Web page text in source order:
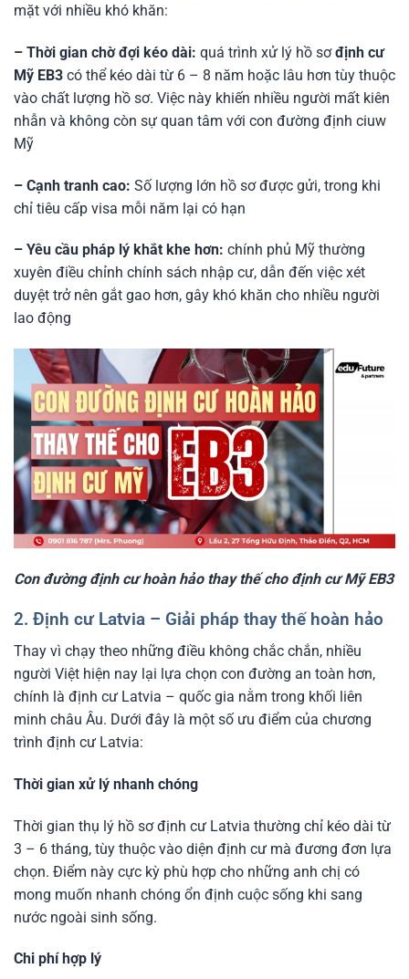
mặt với nhiều khó khăn:
– Thời gian chờ đợi kéo dài: quá trình xử lý hồ sơđịnh cư
Mỹ EB3 có thể kéo dài từ 6 – 8 năm hoặc lâu hơn tùy thuộc
vào chất lượng hồ sơ. Việc này khiến nhiều người mất kiên
nhẫn và không còn sự quan tâm với con đường định ciuw
Mỹ
– Cạnh tranh cao: Số lượng lớn hồ sơ được gửi, trong khi
chỉ tiêu cấp visa mỗi năm lại có hạn
– Yêu cầu pháp lý khắt khe hơn: chính phủ Mỹ thường
xuyên điều chỉnh chính sách nhập cư, dẫn đến việc xét
duyệt trở nên gắt gao hơn, gây khó khăn cho nhiều người
lao động
Con đường định cư hoàn hảo thay thế cho định cư Mỹ EB3
2. Định cư Latvia – Giải pháp thay thế hoàn hảo
Thay vì chạy theo những điều không chắc chắn, nhiều
người Việt hiện nay lại lựa chọn con đường an toàn hơn,
chính là định cư Latvia – quốc gia nằm trong khối liên
minh châu Âu. Dưới đây là một số ưu điểm của chương
trình định cư Latvia:
Thời gian xử lý nhanh chóng
Thời gian thụ lý hồ sơ định cư Latvia thường chỉ kéo dài từ
3 – 6 tháng, tùy thuộc vào diện định cư mà đương đơn lựa
chọn. Điểm này cực kỳ phù hợp cho những anh chị có
mong muốn nhanh chóng ổn định cuộc sống khi sang
nước ngoài sinh sống.
Chi phí hợp lý